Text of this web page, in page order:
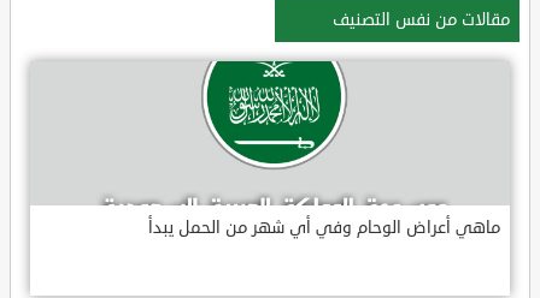
مقالات من نفس التصنيف
ماهي أعراض الوحام وفي أي شهر من الحمل يبدأ